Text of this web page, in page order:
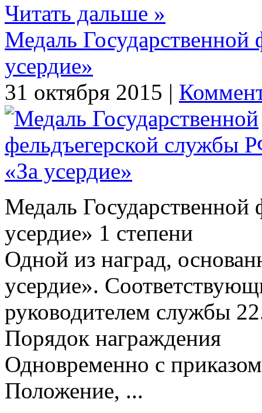
Читать дальше »
Медаль
усердие»
31 октября 2015 |
Медаль
усердие» 1 степени
Одной из наград,
усердие».
руководителем службы
Порядок награждения
Одновременно с
Положение, ...